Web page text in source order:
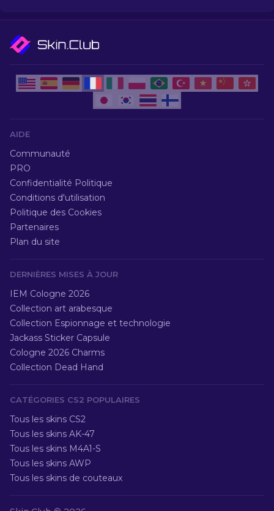
AIDE
Communauté
PRO
Confidentialité Politique
Conditions d'utilisation
Politique des Cookies
Partenaires
Plan du site
DERNIÈRES MISES À JOUR
IEM Cologne 2026
Collection art arabesque
Collection Espionnage et technologie
Jackass Sticker Capsule
Cologne 2026 Charms
Collection Dead Hand
CATÉGORIES CS2 POPULAIRES
Tous les skins CS2
Tous les skins AK-47
Tous les skins M4A1-S
Tous les skins AWP
Tous les skins de couteaux